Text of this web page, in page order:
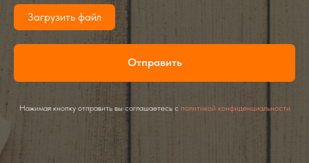
Загрузить файл
Отправить
Нажимая кнопку отправить вы соглашаетесь с политикой конфиденциальности